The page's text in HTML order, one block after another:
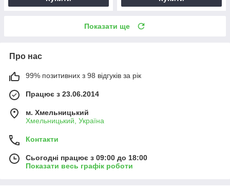
Показати ще
Про нас
99% позитивних з 98 відгуків за рік
Працює з 23.06.2014
м. Хмельницький
Хмельницький, Україна
Контакти
Сьогодні працює з 09:00 до 18:00
Показати весь графік роботи